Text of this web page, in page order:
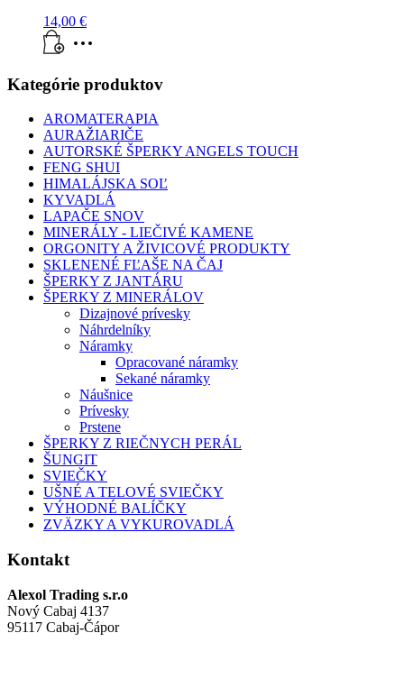
14,00 €
Kategórie produktov
AROMATERAPIA
AURAŽIARIČE
AUTORSKÉ ŠPERKY ANGELS TOUCH
FENG SHUI
HIMALÁJSKA SOĽ
KYVADLÁ
LAPAČE SNOV
MINERÁLY - LIEČIVÉ KAMENE
ORGONITY A ŽIVICOVÉ PRODUKTY
SKLENENÉ FĽAŠE NA ČAJ
ŠPERKY Z JANTÁRU
ŠPERKY Z MINERÁLOV
Dizajnové prívesky
Náhrdelníky
Náramky
Opracované náramky
Sekané náramky
Náušnice
Prívesky
Prstene
ŠPERKY Z RIEČNYCH PERÁL
ŠUNGIT
SVIEČKY
UŠNÉ A TELOVÉ SVIEČKY
VÝHODNÉ BALÍČKY
ZVÄZKY A VYKUROVADLÁ
Kontakt
Alexol Trading s.r.o
Nový Cabaj 4137
95117 Cabaj-Čápor